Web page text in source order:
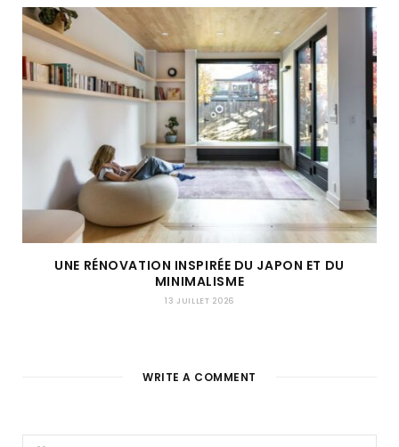
UNE RÉNOVATION INSPIRÉE DU JAPON ET DU
MINIMALISME
13 JUILLET 2026
WRITE A COMMENT